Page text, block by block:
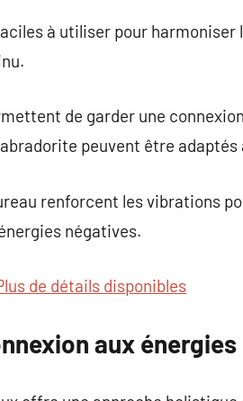
à utiliser pour
de garder une
peuvent être adaptés
renforcent les vibrations
négatives.
de détails disponibles
aux